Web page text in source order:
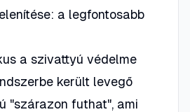
a legfontosabb
a szivattyú védelme
került levegő
"szárazon futhat", ami